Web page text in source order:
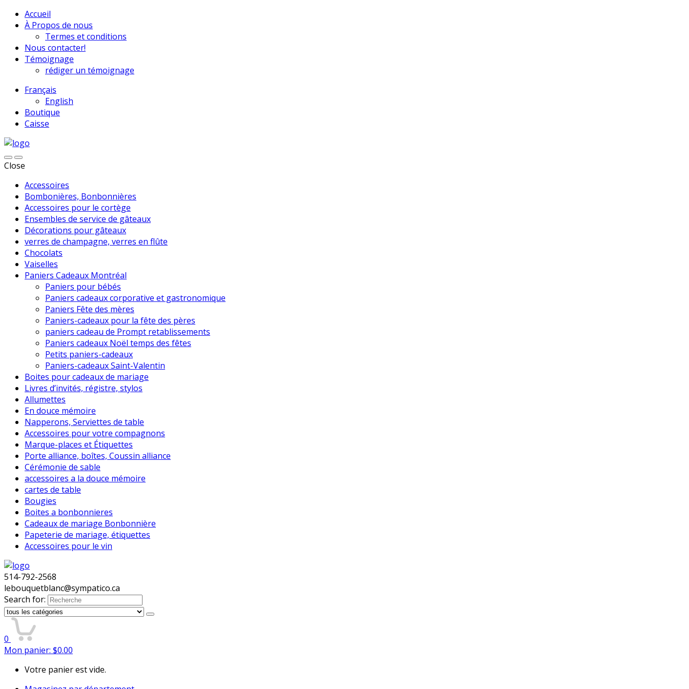
Accueil
À Propos de nous
Termes et conditions
Nous contacter!
Témoignage
rédiger un témoignage
Français
English
Boutique
Caisse
Close
Accessoires
Bombonières, Bonbonnières
Accessoires pour le cortège
Ensembles de service de gâteaux
Décorations pour gâteaux
verres de champagne, verres en flûte
Chocolats
Vaiselles
Paniers Cadeaux Montréal
Paniers pour bébés
Paniers cadeaux corporative et gastronomique
Paniers Fête des mères
Paniers-cadeaux pour la fête des pères
paniers cadeau de Prompt retablissements
Paniers cadeaux Noël temps des fêtes
Petits paniers-cadeaux
Paniers-cadeaux Saint-Valentin
Boites pour cadeaux de mariage
Livres d’invités, régistre, stylos
Allumettes
En douce mémoire
Napperons, Serviettes de table
Accessoires pour votre compagnons
Marque-places et Étiquettes
Porte alliance, boîtes, Coussin alliance
Cérémonie de sable
accessoires a la douce mémoire
cartes de table
Bougies
Boites a bonbonnieres
Cadeaux de mariage Bonbonnière
Papeterie de mariage, étiquettes
Accessoires pour le vin
514-792-2568
lebouquetblanc@sympatico.ca
Search for:
0
Mon panier: $0.00
Votre panier est vide.